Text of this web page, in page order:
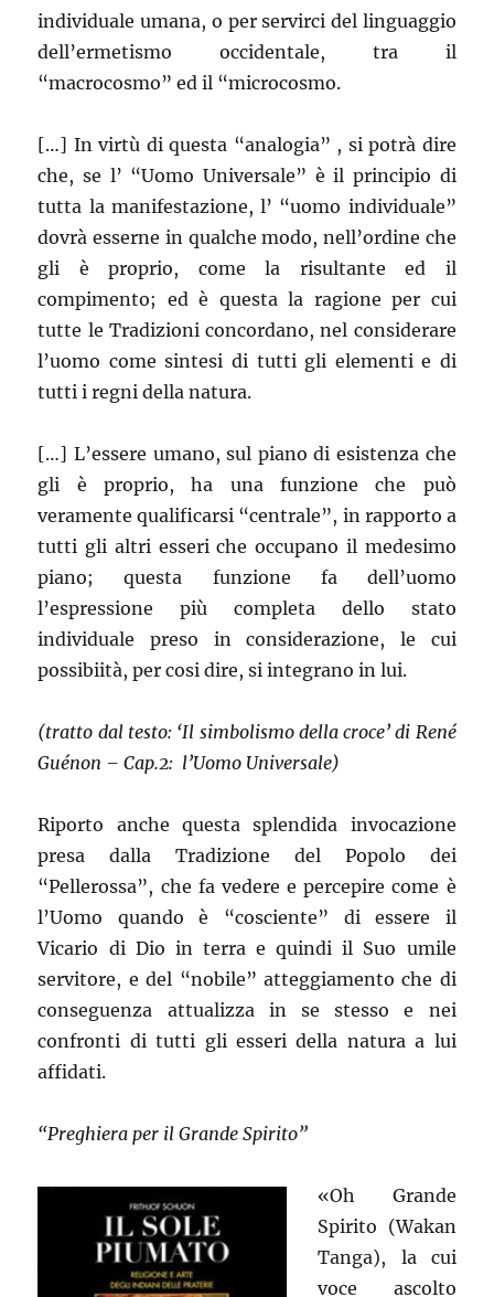
individuale umana, o per servirci del linguaggio
dell’ermetismo occidentale, tra il
“macrocosmo” ed il “microcosmo.
[…] In virtù di questa “analogia” , si potrà dire
che, se l’ “Uomo Universale” è il principio di
tutta la manifestazione, l’ “uomo individuale”
dovrà esserne in qualche modo, nell’ordine che
gli è proprio, come la risultante ed il
compimento; ed è questa la ragione per cui
tutte le Tradizioni concordano, nel considerare
l’uomo come sintesi di tutti gli elementi e di
tutti i regni della natura.
[…] L’essere umano, sul piano di esistenza che
gli è proprio, ha una funzione che può
veramente qualificarsi “centrale”, in rapporto a
tutti gli altri esseri che occupano il medesimo
piano; questa funzione fa dell’uomo
l’espressione più completa dello stato
individuale preso in considerazione, le cui
possibiità, per cosi dire, si integrano in lui.
(tratto dal testo: ‘Il simbolismo della croce’ di René
Guénon – Cap.2: l’Uomo Universale)
Riporto anche questa splendida invocazione
presa dalla Tradizione del Popolo dei
“Pellerossa”, che fa vedere e percepire come è
l’Uomo quando è “cosciente” di essere il
Vicario di Dio in terra e quindi il Suo umile
servitore, e del “nobile” atteggiamento che di
conseguenza attualizza in se stesso e nei
confronti di tutti gli esseri della natura a lui
affidati.
“Preghiera per il Grande Spirito”
«Oh Grande
Spirito (Wakan
Tanga), la cui
voce ascolto